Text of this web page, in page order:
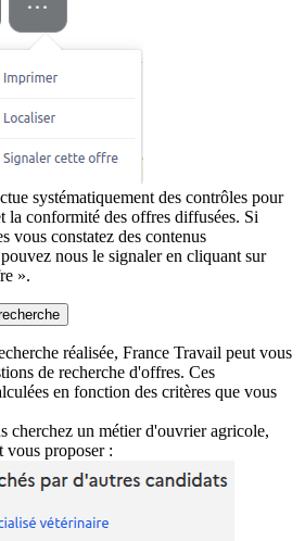
systématiquement des contrôles pour
la conformité des offres diffusées. Si
vous constatez des contenus
nous le signaler en cliquant sur
».
réalisée, France Travail peut vous
de recherche d'offres. Ces
en fonction des critères que vous
cherchez un métier d'ouvrier agricole,
vous proposer :